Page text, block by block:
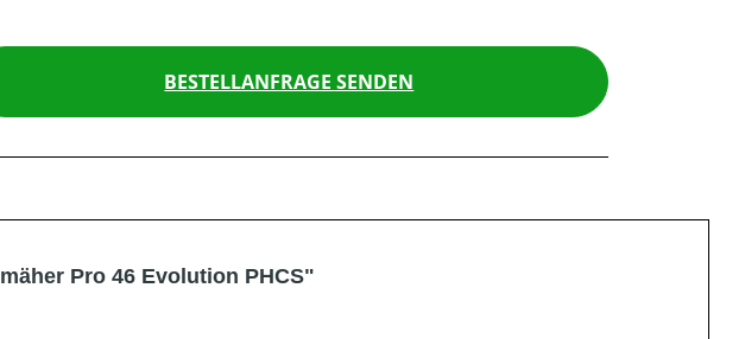
BESTELLANFRAGE SENDEN
Pro 46 Evolution PHCS"